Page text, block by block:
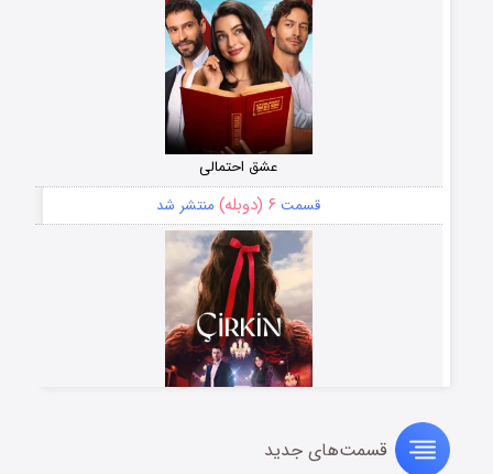
عشق احتمالی
قسمت ۶ (دوبله) منتشر شد
سریال زشتقسمت‌های جدید